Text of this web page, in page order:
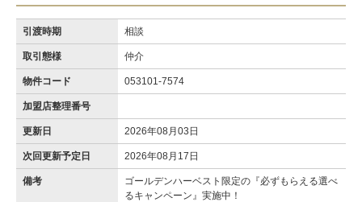
引渡時期 相談
取引態様 仲介
物件コード 053101-7574
加盟店整理番号
更新日 2026年08月03日
次回更新予定日 2026年08月17日
備考
ゴールデンハーベスト限定の『必ずもらえる選べ
るキャンペーン』実施中！